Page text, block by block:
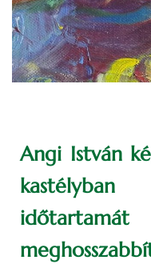
Angi István
kastélyban
időtartamát